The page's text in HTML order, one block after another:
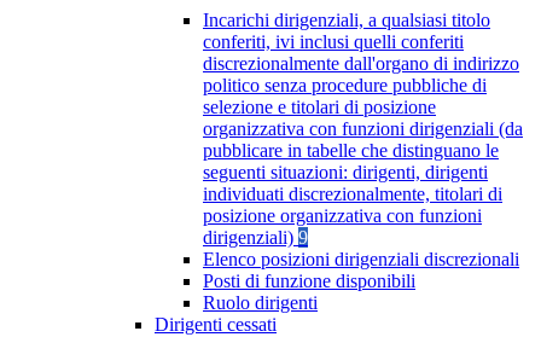
Incarichi dirigenziali, a qualsiasi titolo
conferiti, ivi inclusi quelli conferiti
discrezionalmente dall'organo di indirizzo
politico senza procedure pubbliche di
selezione e titolari di posizione
organizzativa con funzioni dirigenziali (da
pubblicare in tabelle che distinguano le
seguenti situazioni: dirigenti, dirigenti
individuati discrezionalmente, titolari di
posizione organizzativa con funzioni
dirigenziali) 9
Elenco posizioni dirigenziali discrezionali
Posti di funzione disponibili
Ruolo dirigenti
Dirigenti cessati